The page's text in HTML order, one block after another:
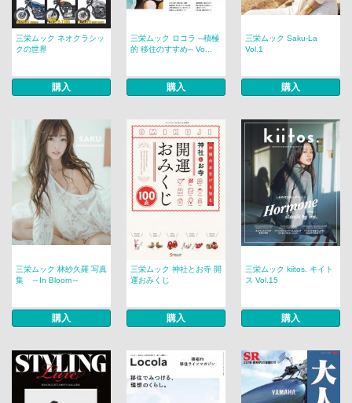
三栄ムック ネオクラシッ
クの世界
購入
三栄ムック ロコラ ─積極
的 移住のすすめ─ Vo...
購入
三栄ムック Saku-La
Vol.1
購入
三栄ムック 林紗久羅 写真
集 ～In Bloom～
購入
三栄ムック 神社とお寺 開
運おみくじ
購入
三栄ムック kiitos. キイト
ス Vol.15
購入